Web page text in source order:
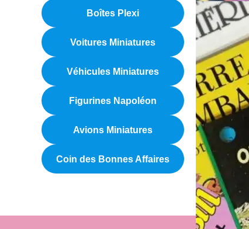
Boîtes Plexi
Voitures Miniatures
Véhicules Miniatures
Figurines Napoléon
Avions Miniatures
Coin des Bonnes Affaires